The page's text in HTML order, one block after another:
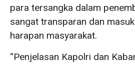
para tersangka dalam
sangat transparan dan
harapan masyarakat.
“Penjelasan Kapolri dan